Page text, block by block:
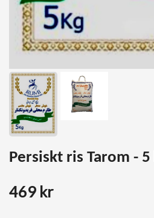
Persiskt ris Tarom - 5
469 kr